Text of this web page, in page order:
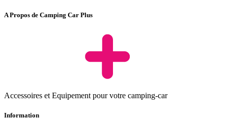
A Propos de Camping Car Plus
Accessoires et Equipement pour votre camping-car
Information